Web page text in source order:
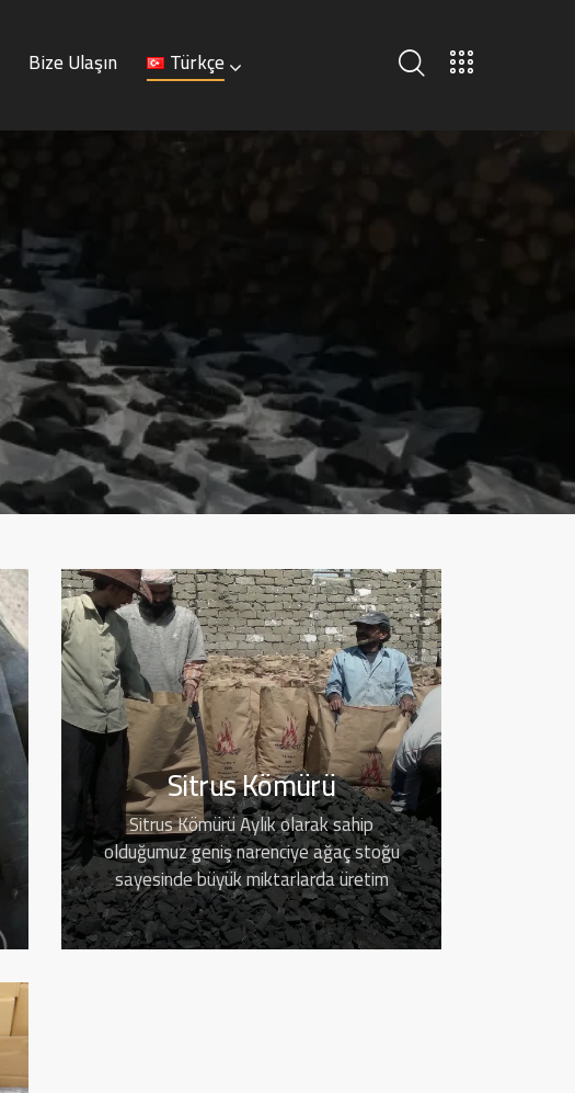
Bize Ulaşın Türkçe
Sitrus Kömürü
Sitrus Kömürü Aylık olarak sahip
olduğumuz geniş narenciye ağaç stoğu
sayesinde büyük miktarlarda üretim
yapıyoruz.…